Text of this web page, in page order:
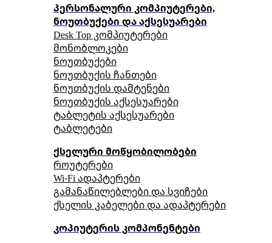
პერსონალური კომპიუტერები,
ნოუთბუქები და აქსესუარები
Desk Top კომპიუტერები
მონობლოკები
ნოუთბუქები
ნოუთბუქის ჩანთები
ნოუთბუქის დამტენები
ნოუთბუქის აქსესუარები
ტაბლეტის აქსესუარები
ტაბლეტები
ქსელური მოწყობილობები
როუტერები
Wi-Fi ადაპტერები
გამანაწილებლები და სვიჩები
ქსელის კაბელები და ადაპტერები
კოპიუტერის კომპონენტები